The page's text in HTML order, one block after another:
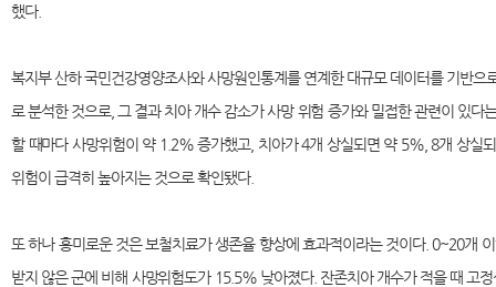
했다.
복지부 산하 국민건강영양조사와 사망원인통계를 연계한 대규모 데이터를 기반
로 분석한 것으로, 그 결과 치아 개수 감소가 사망 위험 증가와 밀접한 관련이 있
할 때마다 사망위험이 약 1.2% 증가했고, 치아가 4개 상실되면 약 5%, 8개 상실
위험이 급격히 높아지는 것으로 확인됐다.
또 하나 흥미로운 것은 보철치료가 생존율 향상에 효과적이라는 것이다. 0~20개
받지 않은 군에 비해 사망위험도가 15.5% 낮아졌다. 잔존치아 개수가 적을 때 고